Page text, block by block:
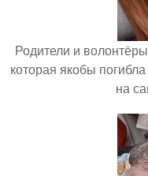
Родители и
которая якобы
на